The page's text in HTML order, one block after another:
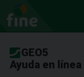
GEO5
Ayuda en línea